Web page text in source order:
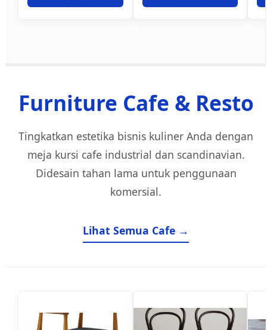
Furniture Cafe & Resto
Tingkatkan estetika bisnis kuliner Anda dengan
meja kursi cafe industrial dan scandinavian.
Didesain tahan lama untuk penggunaan
komersial.
Lihat Semua Cafe →